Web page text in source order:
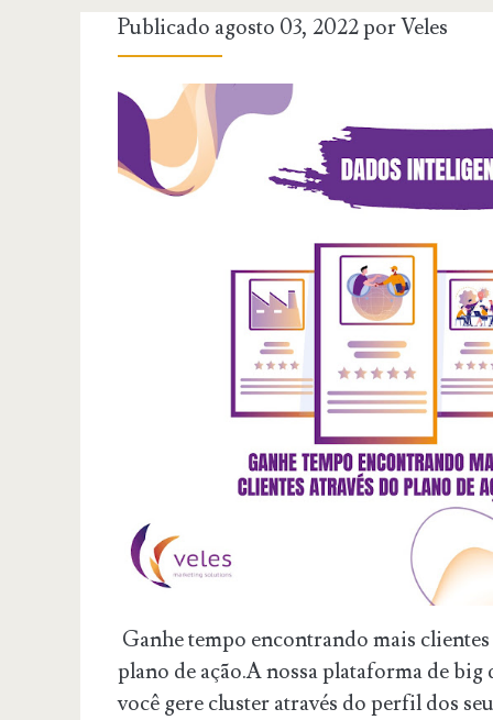
Publicado agosto 03, 2022 porVeles
Ganhe tempo encontrando mais
plano de ação.A nossa plataforma de big
você gere cluster através do perfil dos